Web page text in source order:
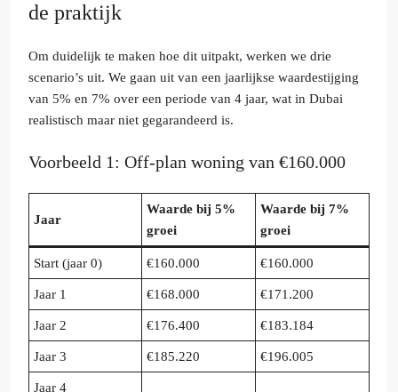
de praktijk
Om duidelijk te maken hoe dit uitpakt, werken we drie
scenario’s uit. We gaan uit van een jaarlijkse waardestijging
van 5% en 7% over een periode van 4 jaar, wat in Dubai
realistisch maar niet gegarandeerd is.
Voorbeeld 1: Off-plan woning van €160.000
Jaar
Waarde bij 5%
groei
Waarde bij 7%
groei
Start (jaar 0) €160.000 €160.000
Jaar 1 €168.000 €171.200
Jaar 2 €176.400 €183.184
Jaar 3 €185.220 €196.005
Jaar 4